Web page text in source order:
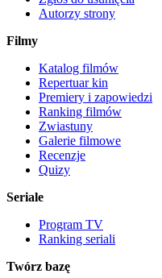
Autorzy strony
Filmy
Katalog filmów
Repertuar kin
Premiery i zapowiedzi
Ranking filmów
Zwiastuny
Galerie filmowe
Recenzje
Quizy
Seriale
Program TV
Ranking seriali
Twórz bazę